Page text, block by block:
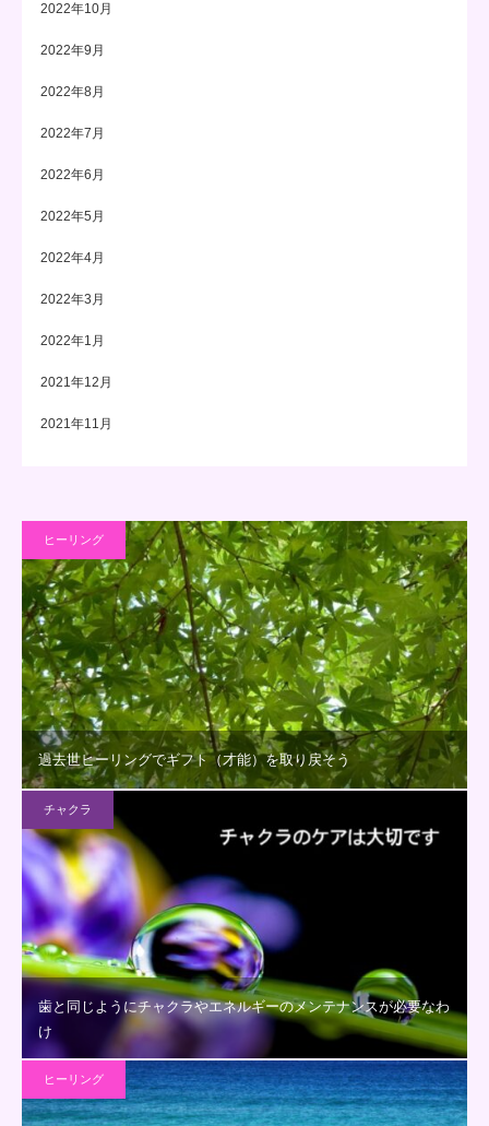
2022年10月
2022年9月
2022年8月
2022年7月
2022年6月
2022年5月
2022年4月
2022年3月
2022年1月
2021年12月
2021年11月
ヒーリング
過去世ヒーリングでギフト（才能）を取り戻そう
チャクラ
歯と同じようにチャクラやエネルギーのメンテナンスが必要なわ
け
ヒーリング